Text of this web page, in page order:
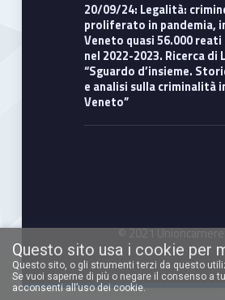
20/09/24: Legalità: crimine
proliferato in pandemia,
Veneto quasi 56.000 reati
nel 2022-2023. Ricerca di
“Sguardo d’insieme.
e analisi sulla criminalità
Veneto”
© 2021 Unioncamere
Questo sito usa i cookie per
Questo sito, o gli strumenti terzi da questo
Se vuoi saperne di più o negare il consenso a
acconsenti all’uso dei cookie.